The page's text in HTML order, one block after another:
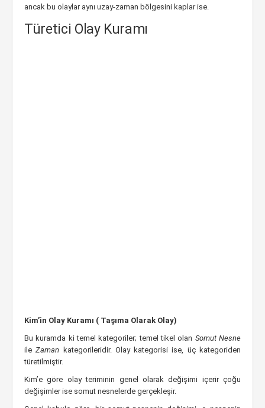
ancak bu olaylar aynı uzay-zaman bölgesini kaplar ise.
Türetici Olay Kuramı
Kim’in Olay Kuramı ( Taşıma Olarak Olay)
Bu kuramda ki temel kategoriler; temel tikel olan Somut Nesne
ileZaman kategorileridir. Olay kategorisi ise, üç kategoriden
türetilmiştir.
Kim’e göre olay teriminin genel olarak değişimi içerir çoğu
değişimler ise somut nesnelerde gerçekleşir.